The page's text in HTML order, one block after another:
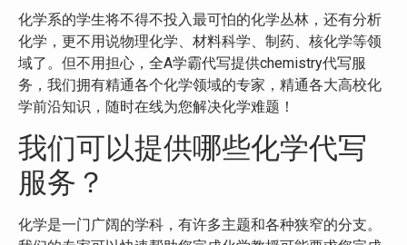
化学系的学生将不得不投入最可怕的化学丛林，还有分析
化学，更不用说物理化学、材料科学、制药、核化学等领
域了。但不用担心，全A学霸代写提供chemistry代写服
务，我们拥有精通各个化学领域的专家，精通各大高校化
学前沿知识，随时在线为您解决化学难题！
我们可以提供哪些化学代写
服务？
化学是一门广阔的学科，有许多主题和各种狭窄的分支。